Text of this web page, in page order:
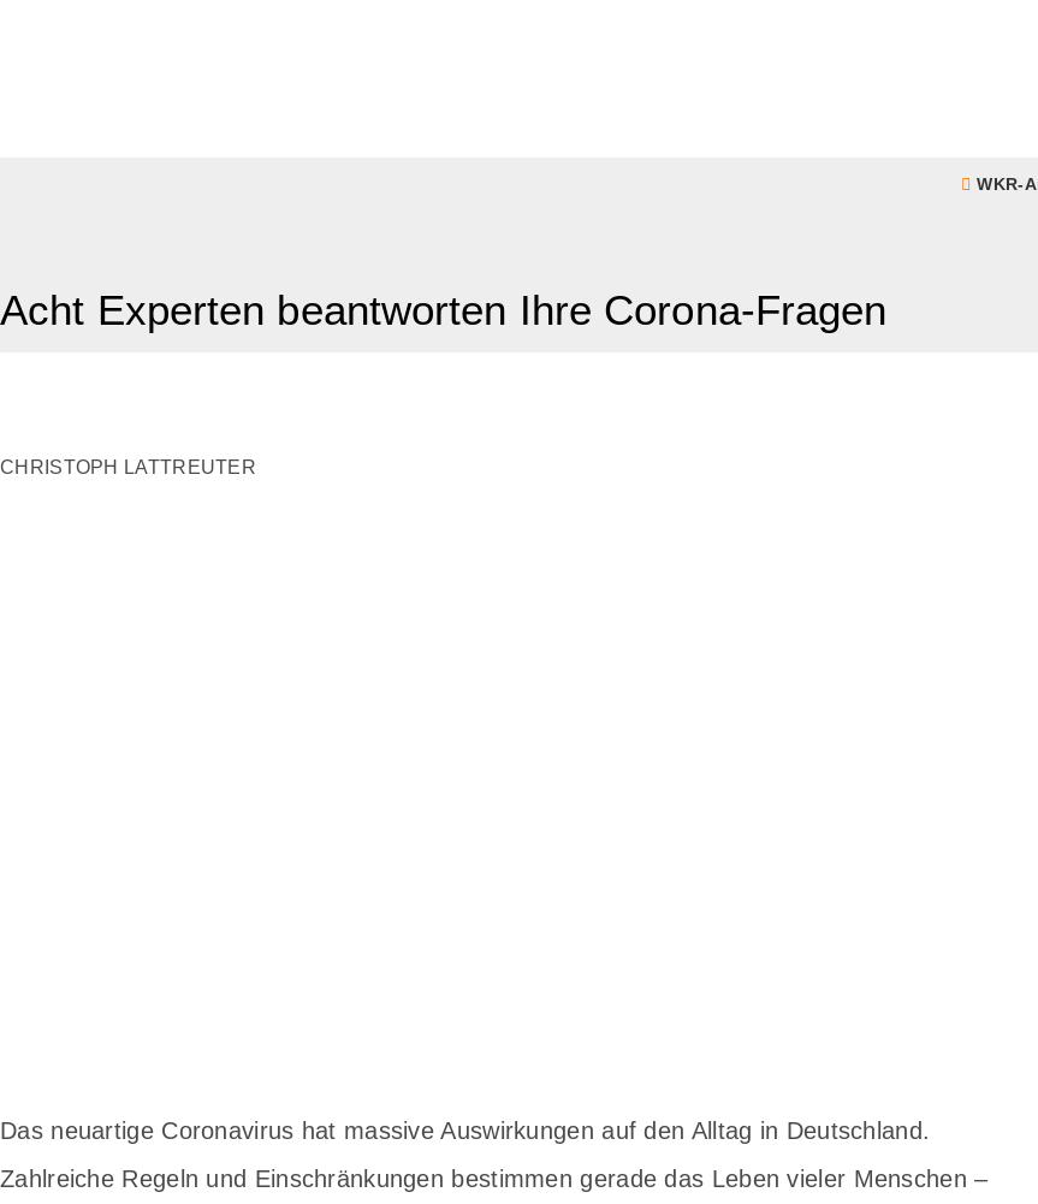
WKR-
Acht Experten beantworten Ihre Corona-Fragen
CHRISTOPH LATTREUTER
Das neuartige Coronavirus hat massive Auswirkungen auf den Alltag in Deutschland.
Zahlreiche Regeln und Einschränkungen bestimmen gerade das Leben vieler Menschen –